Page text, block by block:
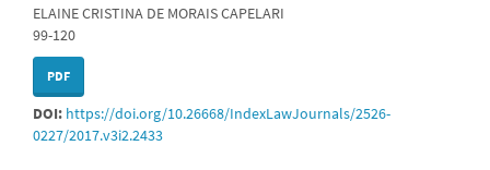
ELAINE CRISTINA DE MORAIS CAPELARI
99-120
PDF
DOI: https://doi.org/10.26668/IndexLawJournals/2526-
0227/2017.v3i2.2433